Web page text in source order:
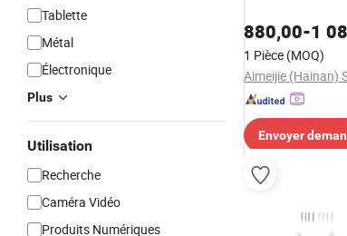
Tablette
Métal
Électronique
Plus
Utilisation
Recherche
Caméra Vidéo
Produits Numériques
880,00-1
1 Pièce (MOQ)
Envoyer